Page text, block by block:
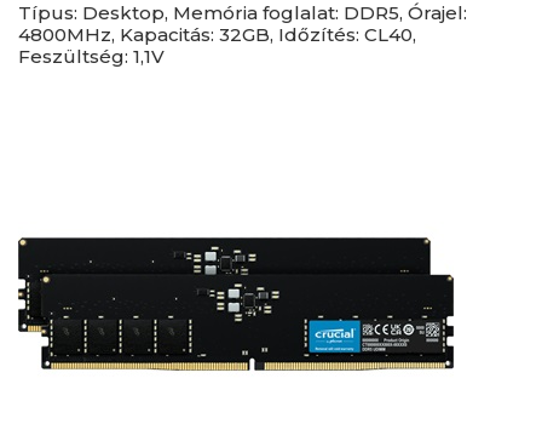
Típus: Desktop, Memória foglalat: DDR5, Órajel:
4800MHz, Kapacitás: 32GB, Időzítés: CL40,
Feszültség: 1,1V